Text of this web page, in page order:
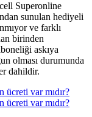
Superonline
sunulan hediyeli
ve farklı
birinden
askıya
olması durumunda
dahildir.​​
ücreti var mıdır?
ücreti var mıdır?